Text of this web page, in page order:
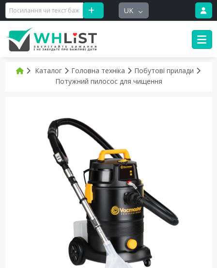
UK
Каталог Головна техніка
Побутові прилади
Потужний пилосос для чищення